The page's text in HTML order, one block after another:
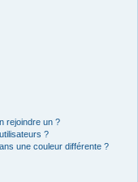
rejoindre un ?
?
une couleur différente ?